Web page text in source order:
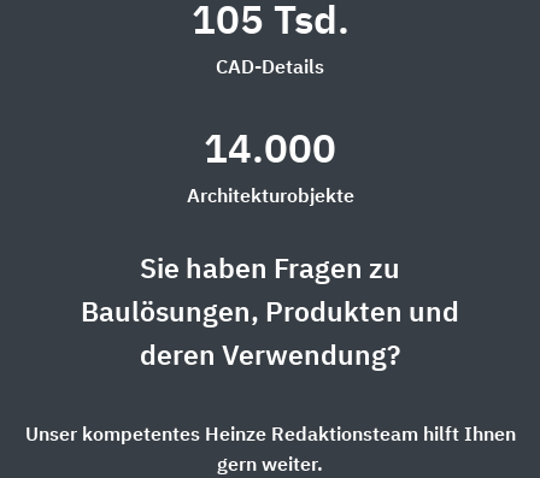
105 Tsd.
CAD-Details
14.000
Architekturobjekte
Sie haben Fragen zu
Baulösungen, Produkten und
deren Verwendung?
Unser kompetentes Heinze Redaktionsteam hilft Ihnen
gern weiter.